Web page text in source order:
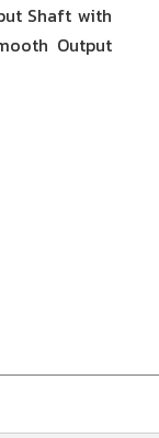
Shaft with
Output